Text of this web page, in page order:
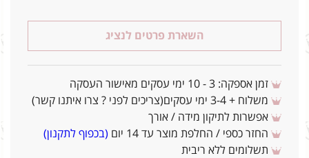
השארת פרטים לנציג
זמן אספקה: 3 - 10 ימי עסקים מאישור העסקה
משלוח + 3-4 ימי עסקים(צריכים לפני ? צרו איתנו קשר)
אפשרות לתיקון מידה / אורך
החזר כספי / החלפת מוצר עד 14 יום
(בכפוף לתקנון)
תשלומים ללא ריבית